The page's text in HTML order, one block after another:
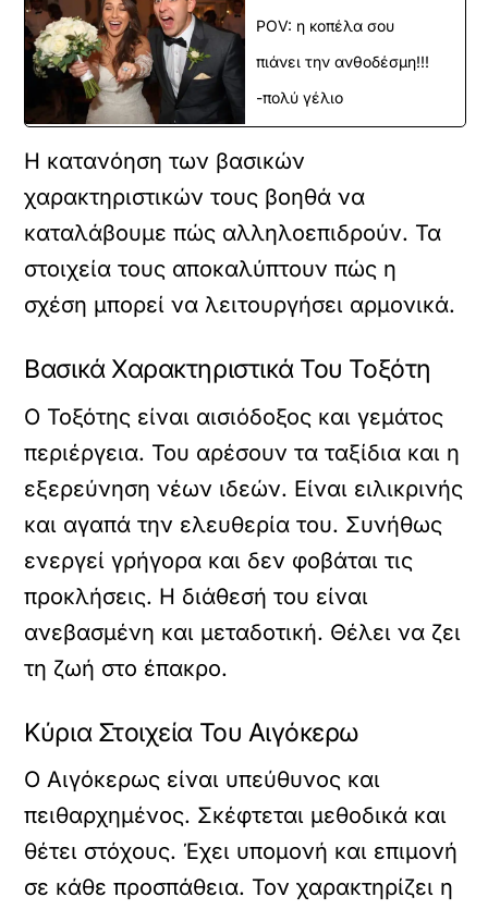
POV: η κοπέλα σου
πιάνει την ανθοδέσμη!!!
-πολύ γέλιο
Η κατανόηση των βασικών
χαρακτηριστικών τους βοηθά να
καταλάβουμε πώς αλληλοεπιδρούν. Τα
στοιχεία τους αποκαλύπτουν πώς η
σχέση μπορεί να λειτουργήσει αρμονικά.
Βασικά Χαρακτηριστικά Του Τοξότη
Ο Τοξότης είναι αισιόδοξος και γεμάτος
περιέργεια. Του αρέσουν τα ταξίδια και η
εξερεύνηση νέων ιδεών. Είναι ειλικρινής
και αγαπά την ελευθερία του. Συνήθως
ενεργεί γρήγορα και δεν φοβάται τις
προκλήσεις. Η διάθεσή του είναι
ανεβασμένη και μεταδοτική. Θέλει να ζει
τη ζωή στο έπακρο.
Κύρια Στοιχεία Του Αιγόκερω
Ο Αιγόκερως είναι υπεύθυνος και
πειθαρχημένος. Σκέφτεται μεθοδικά και
θέτει στόχους. Έχει υπομονή και επιμονή
σε κάθε προσπάθεια. Τον χαρακτηρίζει η